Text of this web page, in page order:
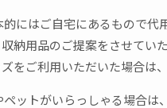
にはご自宅にあるもので代
納用品のご提案をさせていた
をご利用いただいた場合は
ットがいらっしゃる場合は